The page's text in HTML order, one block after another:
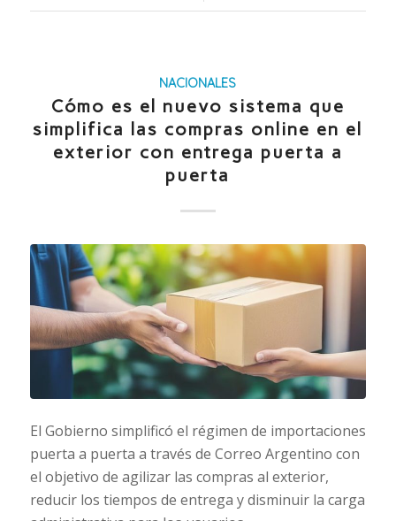
NACIONALES
Cómo es el nuevo sistema que
simplifica las compras online en el
exterior con entrega puerta a
puerta
El Gobierno simplificó el régimen de importaciones
puerta a puerta a través de Correo Argentino con
el objetivo de agilizar las compras al exterior,
reducir los tiempos de entrega y disminuir la carga